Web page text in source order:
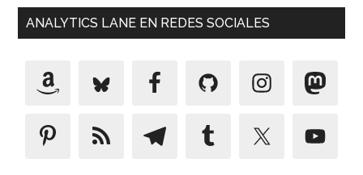
ANALYTICS LANE EN REDES SOCIALES